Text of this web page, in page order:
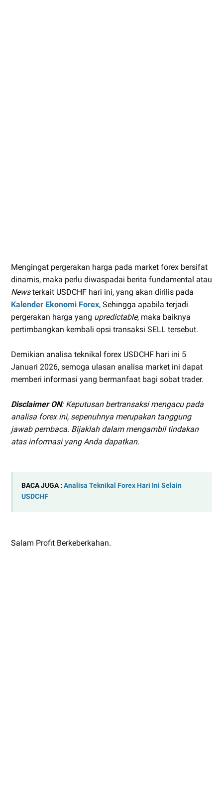
Mengingat pergerakan harga pada market forex bersifat
dinamis, maka perlu diwaspadai berita fundamental atau
Newsterkait USDCHF hari ini, yang akan dirilis pada
Kalender Ekonomi Forex, Sehingga apabila terjadi
pergerakan harga yang upredictable, maka baiknya
pertimbangkan kembali opsi transaksi SELL tersebut.
Demikian analisa teknikal forex USDCHF hari ini 5
Januari 2026, semoga ulasan analisa market ini dapat
memberi informasi yang bermanfaat bagi sobat trader.
Disclaimer ON: Keputusan bertransaksi mengacu pada
analisa forex ini, sepenuhnya merupakan tanggung
jawab pembaca. Bijaklah dalam mengambil tindakan
atas informasi yang Anda dapatkan.
BACA JUGA : Analisa Teknikal Forex Hari Ini Selain
USDCHF
Salam Profit Berkeberkahan.